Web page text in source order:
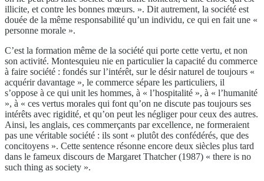
illicite, et contre les bonnes mœurs. ». Dit autrement, la société est
douée de la même responsabilité qu’un individu, ce qui en fait une «
personne morale ».
C’est la formation même de la société qui porte cette vertu, et non
son activité. Montesquieu nie en particulier la capacité du commerce
à faire société : fondés sur l’intérêt, sur le désir naturel de toujours «
acquérir davantage », le commerce sépare les particuliers, il
s’oppose à ce qui unit les hommes, à « l’hospitalité », à « l’humanité
», à « ces vertus morales qui font qu’on ne discute pas toujours ses
intérêts avec rigidité, et qu’on peut les négliger pour ceux des autres.
Ainsi, les anglais, ces commerçants par excellence, ne formeraient
pas une véritable société : ils sont « plutôt des confédérés, que des
concitoyens ». Cette sentence résonne encore deux siècles plus tard
dans le fameux discours de Margaret Thatcher (1987) « there is no
such thing as society ».